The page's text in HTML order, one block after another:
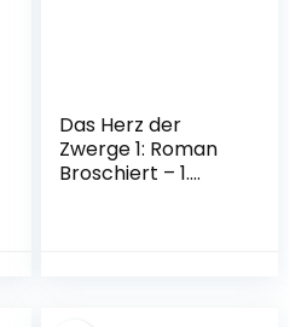
Das Herz der
Zwerge 1: Roman
Broschiert – 1.